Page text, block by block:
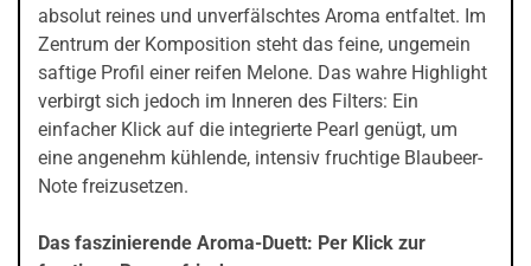
absolut reines und unverfälschtes Aroma entfaltet. Im
Zentrum der Komposition steht das feine, ungemein
saftige Profil einer reifen Melone. Das wahre Highlight
verbirgt sich jedoch im Inneren des Filters: Ein
einfacher Klick auf die integrierte Pearl genügt, um
eine angenehm kühlende, intensiv fruchtige Blaubeer-
Note freizusetzen.
Das faszinierende Aroma-Duett: Per Klick zur